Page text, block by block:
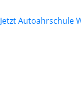
Jetzt Autoahrschule